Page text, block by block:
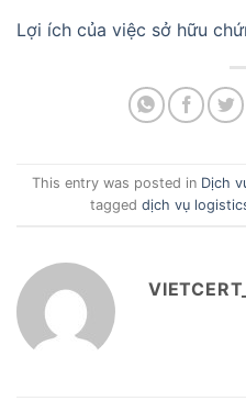
Lợi ích của việc sở hữu
This entry was posted in Dịch
tagged dịch vụ